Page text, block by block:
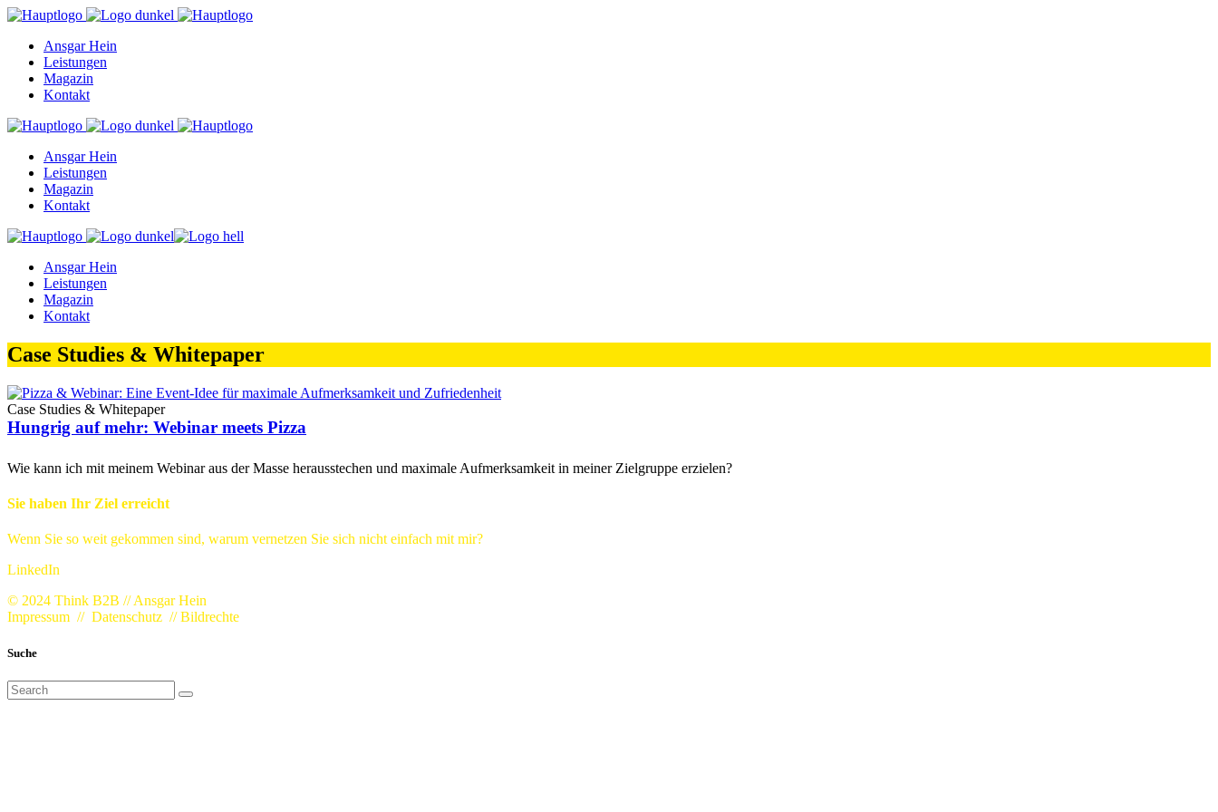
Ansgar Hein
Leistungen
Magazin
Kontakt
Ansgar Hein
Leistungen
Magazin
Kontakt
Ansgar Hein
Leistungen
Magazin
Kontakt
Case Studies & Whitepaper
Case Studies & Whitepaper
Hungrig auf mehr: Webinar meets Pizza
Wie kann ich mit meinem Webinar aus der Masse herausstechen und maximale Aufmerksamkeit in meiner Zielgruppe erzielen?
Sie haben Ihr Ziel erreicht
Wenn Sie so weit gekommen sind, warum vernetzen Sie sich nicht einfach mit mir?
LinkedIn
© 2024 Think B2B // Ansgar Hein
Impressum // Datenschutz //Bildrechte
Suche
Search
for: